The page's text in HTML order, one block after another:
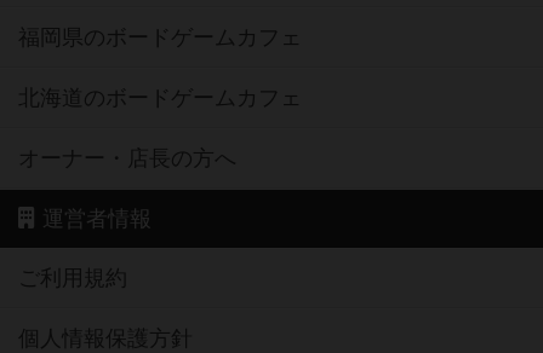
福岡県のボードゲームカフェ
北海道のボードゲームカフェ
オーナー・店長の方へ
運営者情報
ご利用規約
個人情報保護方針